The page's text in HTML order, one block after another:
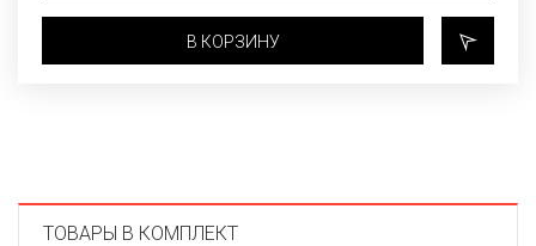
В КОРЗИНУ
ТОВАРЫ В КОМПЛЕКТ